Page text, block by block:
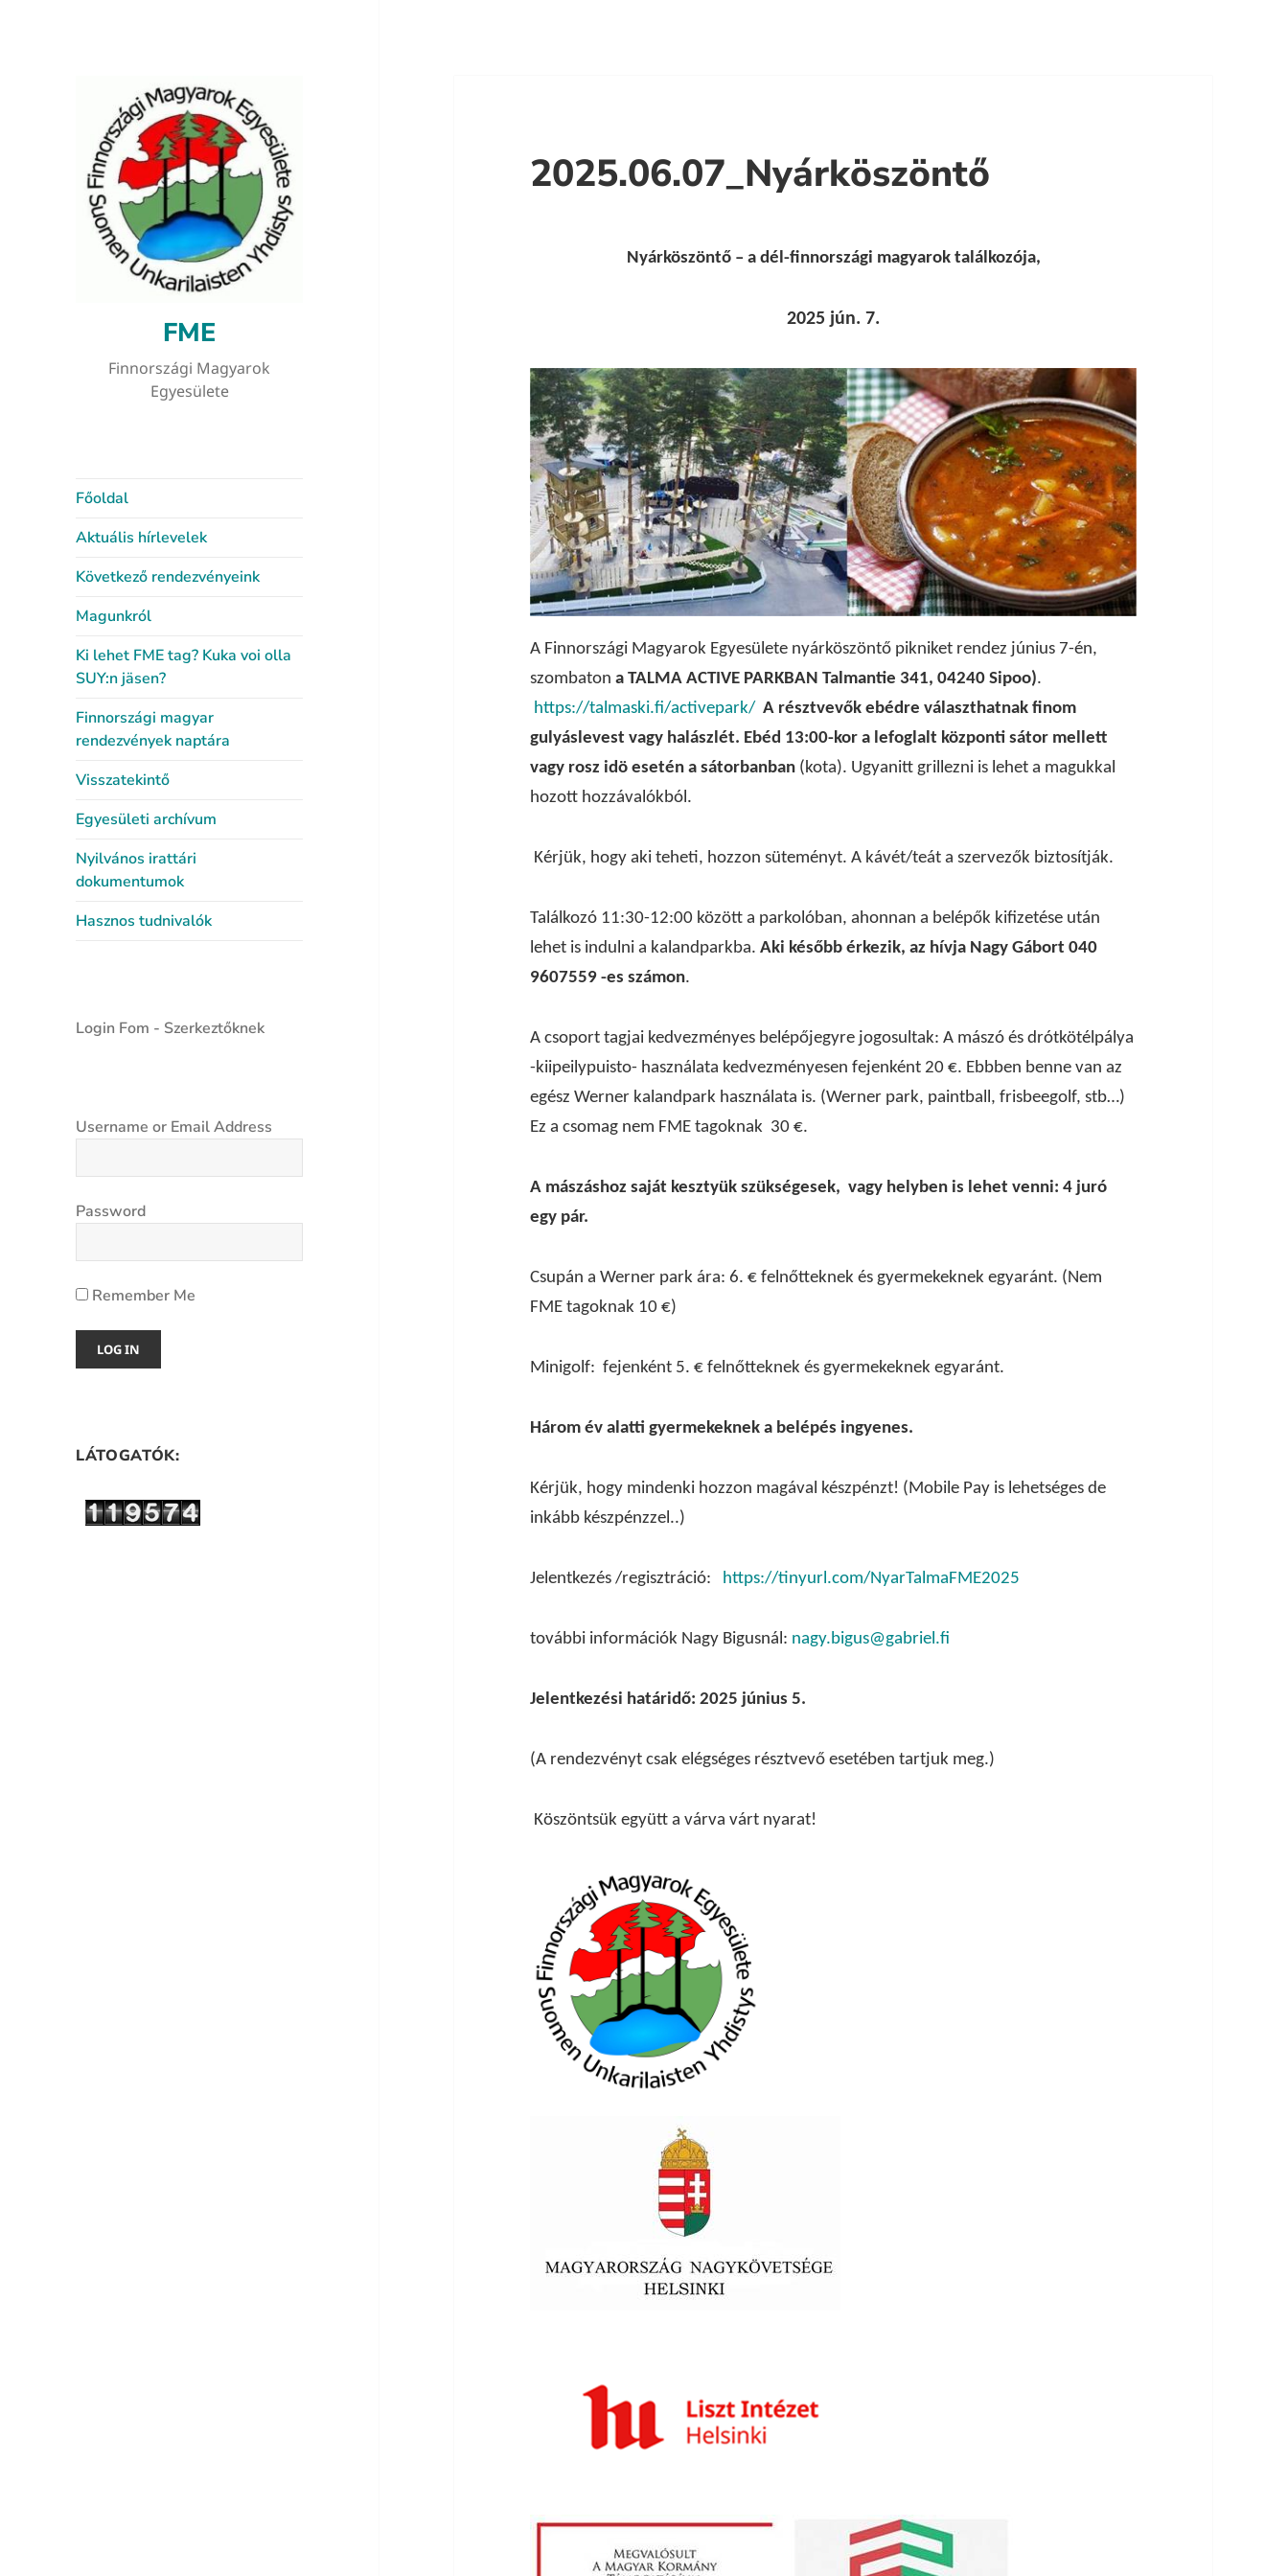
FME
Finnországi Magyarok
Egyesülete
Főoldal
Aktuális hírlevelek
Következő rendezvényeink
Magunkról
Ki lehet FME tag? Kuka voi olla
SUY:n jäsen?
Finnországi magyar
rendezvények naptára
Visszatekintő
Egyesületi archívum
Nyilvános irattári
dokumentumok
Hasznos tudnivalók
Login Fom - Szerkeztőknek
Username or Email Address
Password
Remember Me
LÁTOGATÓK:
2025.06.07_Nyárköszöntő
Nyárköszöntő – a dél-finnországi magyarok találkozója,
2025 jún. 7.
A Finnországi Magyarok Egyesülete nyárköszöntő pikniket rendez június 7-én,
szombatona TALMA ACTIVE PARKBAN Talmantie 341, 04240 Sipoo).
https://talmaski.fi/activepark/ A résztvevők ebédre választhatnak finom
gulyáslevest vagy halászlét. Ebéd 13:00-kor a lefoglalt központi sátor mellett
vagy rosz idö esetén a sátorbanban (kota). Ugyanitt grillezni is lehet a magukkal
hozott hozzávalókból.
Kérjük, hogy aki teheti, hozzon süteményt. A kávét/teát a szervezők biztosítják.
Találkozó 11:30-12:00 között a parkolóban, ahonnan a belépők kifizetése után
lehet is indulni a kalandparkba.Aki később érkezik, az hívja Nagy Gábort 040
9607559 -es számon.
A csoport tagjai kedvezményes belépőjegyre jogosultak: A mászó és drótkötélpálya
-kiipeilypuisto- használata kedvezményesen fejenként 20 €. Ebbben benne van az
egész Werner kalandpark használata is. (Werner park, paintball, frisbeegolf, stb…)
Ez a csomag nem FME tagoknak 30 €.
A mászáshoz saját kesztyük szükségesek, vagy helyben is lehet venni: 4 juró
egy pár.
Csupán a Werner park ára: 6. € felnőtteknek és gyermekeknek egyaránt. (Nem
FME tagoknak 10 €)
Minigolf: fejenként 5. € felnőtteknek és gyermekeknek egyaránt.
Három év alatti gyermekeknek a belépés ingyenes.
Kérjük, hogy mindenki hozzon magával készpénzt! (Mobile Pay is lehetséges de
inkább készpénzzel..)
Jelentkezés /regisztráció: https://tinyurl.com/NyarTalmaFME2025
további információk Nagy Bigusnál: nagy.bigus@gabriel.fi
Jelentkezési határidő: 2025 június 5.
(A rendezvényt csak elégséges résztvevő esetében tartjuk meg.)
Köszöntsük együtt a várva várt nyarat!